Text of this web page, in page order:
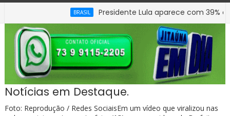
Presidente Lula aparece com 39% contra
Notícias em Destaque.
Foto: Reprodução / Redes SociaisEm um vídeo que viralizou nas